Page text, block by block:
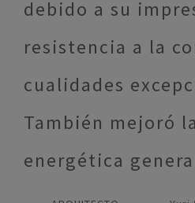
debido a su
resistencia a la
cualidades
También mejoró
energética